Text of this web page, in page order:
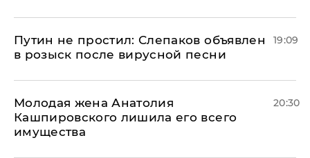
Путин не простил: Слепаков объявлен
в розыск после вирусной песни
19:09
Молодая жена Анатолия
Кашпировского лишила его всего
имущества
20:30